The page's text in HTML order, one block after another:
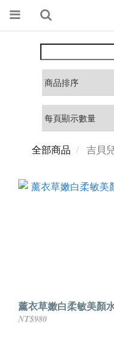
全部商品 吉貝
薰衣草嫩白柔敏美顏
NT$980